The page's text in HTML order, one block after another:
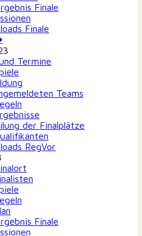
Finale
Finale
Termine
Teams
der Finalplätze
RegVor
Finale